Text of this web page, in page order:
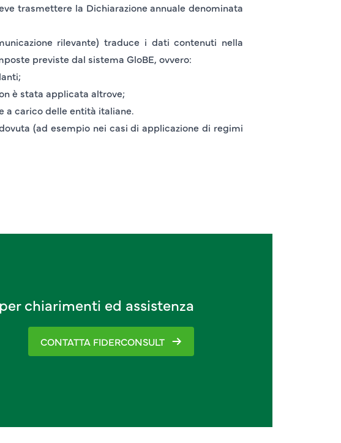
trasmettere la Dichiarazione annuale denominata
rilevante) traduce i dati contenuti nella
previste dal sistema GloBE, ovvero:
è stata applicata altrove;
a carico delle entità italiane.
(ad esempio nei casi di applicazione di regimi
chiarimenti ed assistenza
CONTATTA FIDERCONSULT